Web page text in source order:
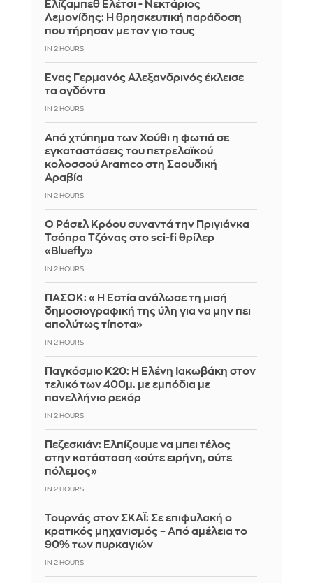
Ελίζαμπεθ Ελέτσι - Νεκτάριος
Λεμονίδης: Η θρησκευτική παράδοση
που τήρησαν με τον γιο τους
IN 2 HOURS
Ένας Γερμανός Αλεξανδρινός έκλεισε
τα ογδόντα
IN 2 HOURS
Από χτύπημα των Χούθι η φωτιά σε
εγκαταστάσεις του πετρελαϊκού
κολοσσού Aramco στη Σαουδική
Αραβία
IN 2 HOURS
Ο Ράσελ Κρόου συναντά την Πριγιάνκα
Τσόπρα Τζόνας στο sci-fi θρίλερ
«Bluefly»
IN 2 HOURS
ΠΑΣΟΚ: «Η Εστία ανάλωσε τη μισή
δημοσιογραφική της ύλη για να μην πει
απολύτως τίποτα»
IN 2 HOURS
Παγκόσμιο Κ20: Η Ελένη Ιακωβάκη στον
τελικό των 400μ. με εμπόδια με
πανελλήνιο ρεκόρ
IN 2 HOURS
Πεζεσκιάν: Ελπίζουμε να μπει τέλος
στην κατάσταση «ούτε ειρήνη, ούτε
πόλεμος»
IN 2 HOURS
Τουρνάς στον ΣΚΑΪ: Σε επιφυλακή ο
κρατικός μηχανισμός – Από αμέλεια το
90% των πυρκαγιών
IN 2 HOURS